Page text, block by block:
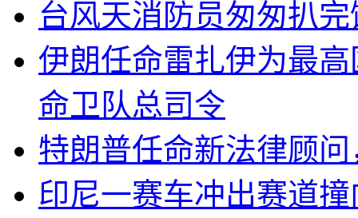
台风天消防员匆匆扒
伊朗任命雷扎伊为最
命卫队总司令
特朗普任命新法律顾
印尼一赛车冲出赛道